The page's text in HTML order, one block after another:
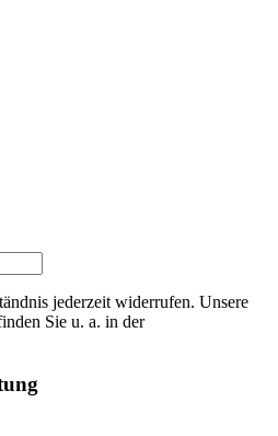
jederzeit widerrufen. Unsere
Sie u. a. in der